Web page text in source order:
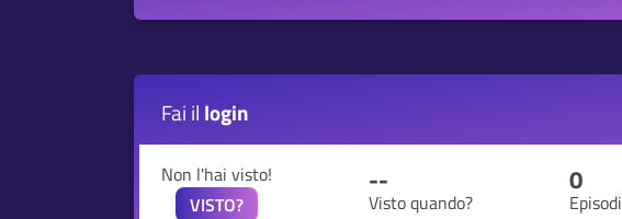
Fai il login
Non l'hai visto!
VISTO?
--
Visto quando?
0